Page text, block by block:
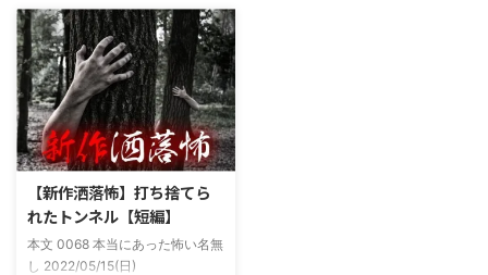
(以後A)は頻繁に「あ、あそこに
いる」だとか誰もおらんとこに挨
拶したりなどなんかわざとらしい
感じがあって当然ながら信じてな
かった。でもいいやつではあった
し頻繁に遊びに行ったりもして
た。 そしてゴールデンウィーク
れた。要約するとこの前霊が見え
た時に必死に念じたら除霊できた
っていう話だった。その時数人で
い ...
【新作洒落怖】打ち捨てら
れたトンネル【短編】
本文 0068 本当にあった怖い名無
し 2022/05/15(日)